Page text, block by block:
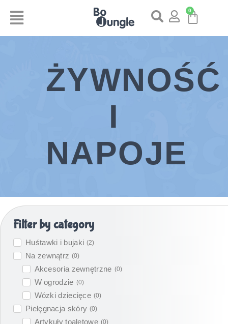
0
ŻYWNOŚĆ
I
NAPOJE
Filter by category
Huśtawki i bujaki (2)
Na zewnątrz (0)
Akcesoria zewnętrzne (0)
W ogrodzie (0)
Wózki dziecięce (0)
Pielęgnacja skóry (0)
Artykuły toaletowe (0)